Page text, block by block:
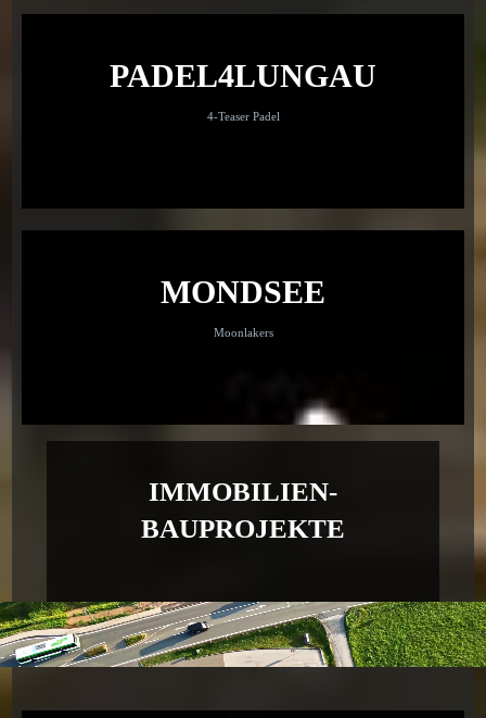
PADEL4LUNGAU
4-Teaser Padel
MONDSEE
Moonlakers
IMMOBILIEN-
BAUPROJEKTE